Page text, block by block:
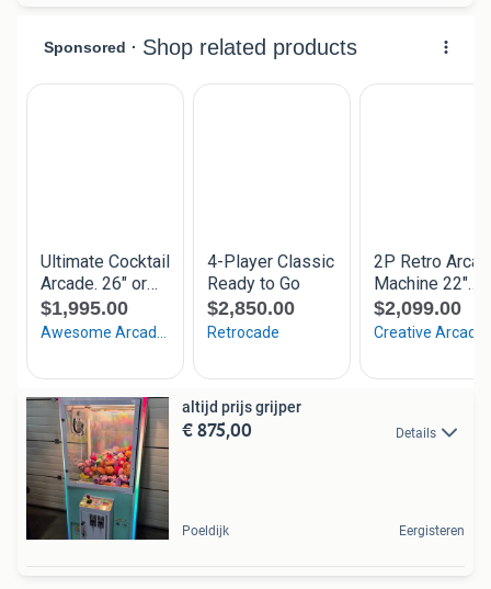
altijd prijs grijper
€ 875,00 Details
Poeldijk Eergisteren